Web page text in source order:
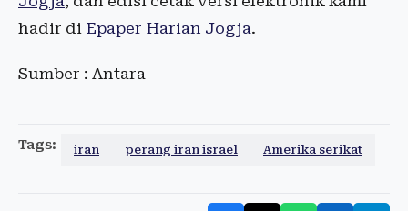
hadir di Epaper Harian Jogja.
Sumber : Antara
Tags: iran perang iran israel Amerika serikat